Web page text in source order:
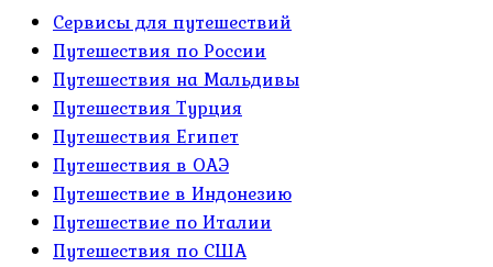
Сервисы для путешествий
Путешествия по России
Путешествия на Мальдивы
Путешествия Турция
Путешествия Египет
Путешествия в ОАЭ
Путешествие в Индонезию
Путешествие по Италии
Путешествия по США